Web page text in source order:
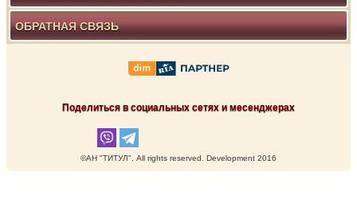
ОБРАТНАЯ СВЯЗЬ
Поделиться в социальных сетях и месенджерах
©АН "ТИТУЛ". Аll rights reserved. Development 2016